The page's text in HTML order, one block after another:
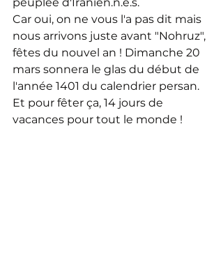
Car oui, on ne vous l'a pas dit mais
nous arrivons juste avant "Nohruz",
fêtes du nouvel an ! Dimanche 20
mars sonnera le glas du début de
l'année 1401 du calendrier persan.
Et pour fêter ça, 14 jours de
vacances pour tout le monde !